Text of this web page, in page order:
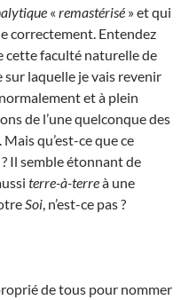
« remastérisé » et qui
correctement. Entendez
cette faculté naturelle de
sur laquelle je vais revenir
et à plein
de l’une quelconque des
qu’est-ce que ce
? Il semble étonnant de
terre-à-terreà une
Soi , n’est-ce pas ?
de tous pour nommer